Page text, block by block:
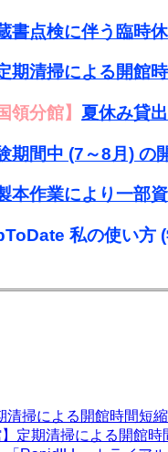
書点検に伴う臨時
期清掃による開館
領分館】 夏休み貸出
期間中 (7～8月) の
本作業により一部
私の使い方
清掃による開館時間短
定期清掃による開館時